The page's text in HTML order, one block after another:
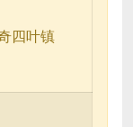
四叶镇